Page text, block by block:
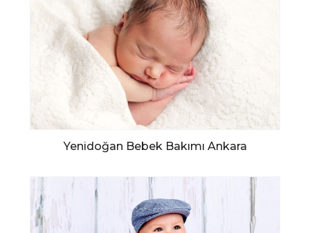
Yenidoğan Bebek Bakımı Ankara